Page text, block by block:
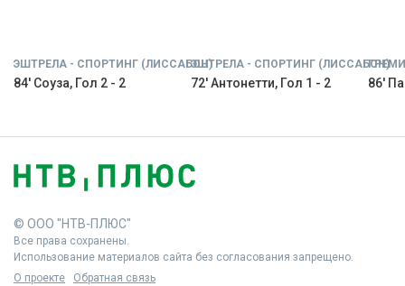
ЭШТРЕЛА - СПОРТИНГ (ЛИССАБОН)
84' Соуза, Гол 2 - 2
ЭШТРЕЛА - СПОРТИНГ (ЛИССАБОН)
72' Антонетти, Гол 1 - 2 86'
© ООО "НТВ-ПЛЮС"
Все права сохранены.
Использование материалов сайта без согласования запрещено.
О проекте
Обратная связь